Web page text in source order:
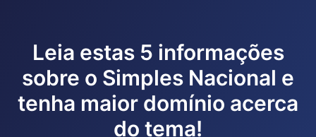
Leia estas 5 informações
sobre o Simples Nacional e
tenha maior domínio acerca
do tema!